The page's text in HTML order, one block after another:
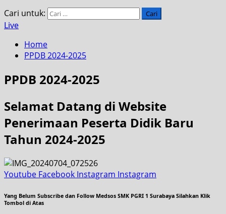
Cari untuk:
Live
Home
PPDB 2024-2025
PPDB 2024-2025
Selamat Datang di Website
Penerimaan Peserta Didik Baru
Tahun 2024-2025
Youtube Facebook Instagram Instagram
Yang Belum Subscribe dan Follow Medsos SMK PGRI 1 Surabaya Silahkan Klik
Tombol di Atas